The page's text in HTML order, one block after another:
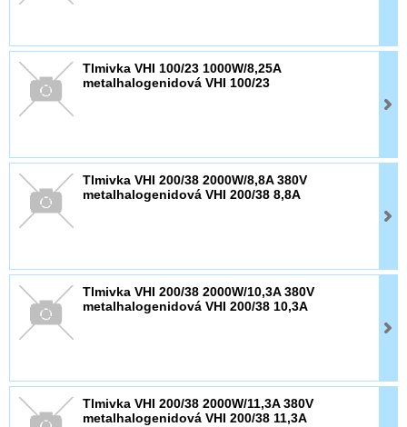
Tlmivka VHI 100/23 1000W/8,25A
metalhalogenidová VHI 100/23
Tlmivka VHI 200/38 2000W/8,8A 380V
metalhalogenidová VHI 200/38 8,8A
Tlmivka VHI 200/38 2000W/10,3A 380V
metalhalogenidová VHI 200/38 10,3A
Tlmivka VHI 200/38 2000W/11,3A 380V
metalhalogenidová VHI 200/38 11,3A